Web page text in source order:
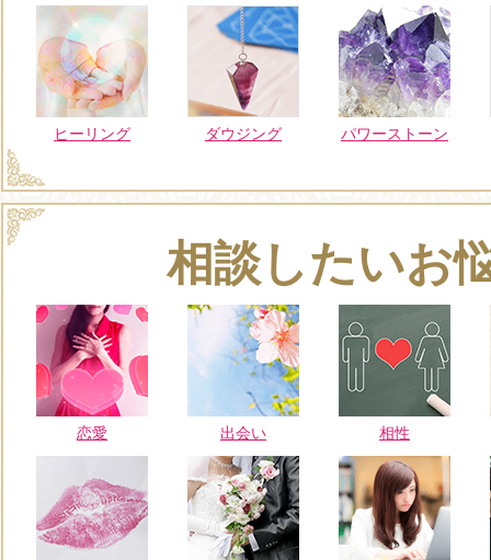
ヒーリング ダウジング パワーストーン
相談したいお
恋愛 出会い 相性